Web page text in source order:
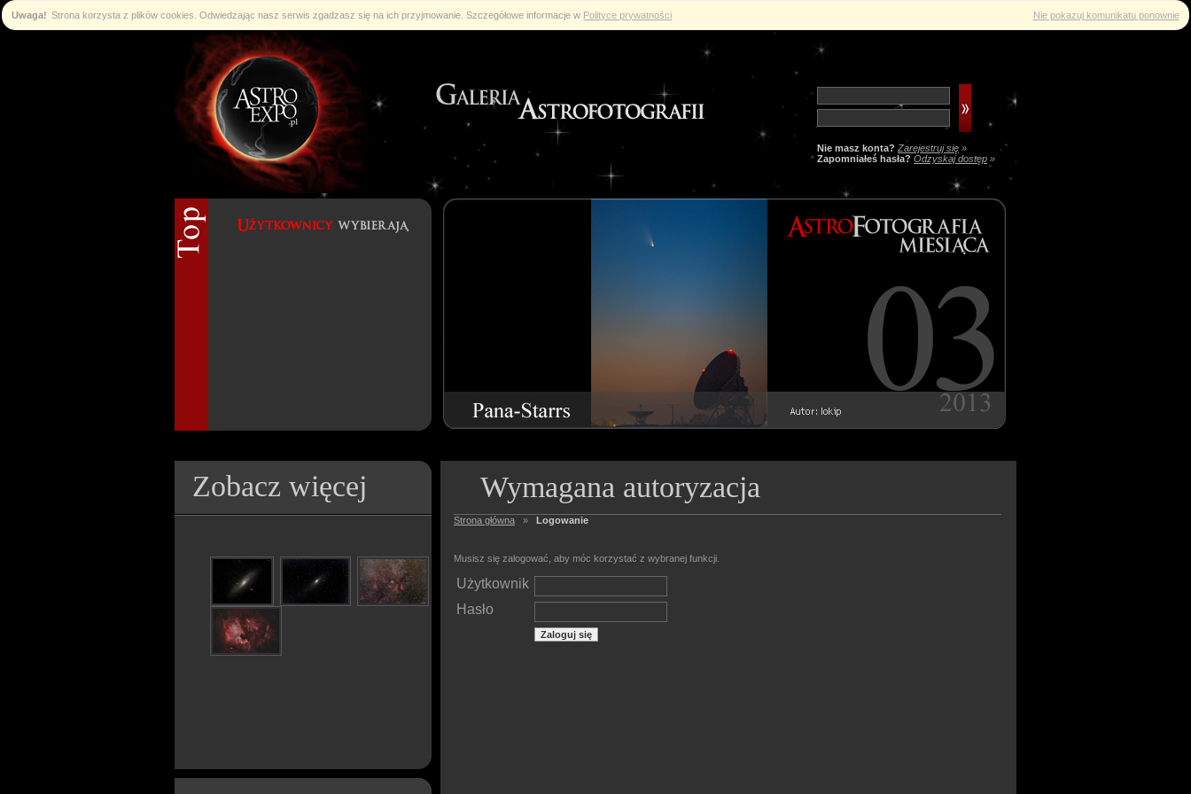
Uwaga! Strona korzysta z plików cookies. Odwiedzając nasz serwis zgadzasz się na ich przyjmowanie. Szczegółowe informacje w Polityce prywatności Nie pokazuj komunikatu ponownie
Nie masz konta? Zarejestruj się »
Zapomniałeś hasła? Odzyskaj dostęp »
Zobacz więcej Wymagana autoryzacja
Strona główna » Logowanie
Musisz się zalogować, aby móc korzystać z wybranej funkcji.
Użytkownik
Hasło